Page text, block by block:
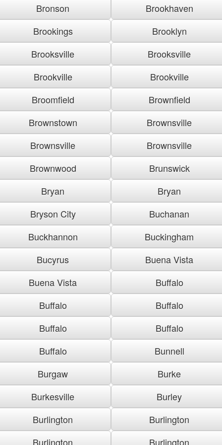
Bronson
Brookhaven
Brookings
Brooklyn
Brooksville
Brooksville
Brookville
Brookville
Broomfield
Brownfield
Brownstown
Brownsville
Brownsville
Brownsville
Brownwood
Brunswick
Bryan
Bryan
Bryson City
Buchanan
Buckhannon
Buckingham
Bucyrus
Buena Vista
Buena Vista
Buffalo
Buffalo
Buffalo
Buffalo
Buffalo
Buffalo
Bunnell
Burgaw
Burke
Burkesville
Burley
Burlington
Burlington
Burlington
Burlington